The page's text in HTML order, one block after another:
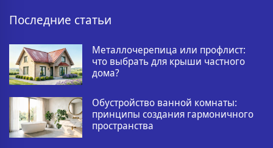
Последние статьи
Металлочерепица или профлист:
что выбрать для крыши частного
дома?
Обустройство ванной комнаты:
принципы создания гармоничного
пространства